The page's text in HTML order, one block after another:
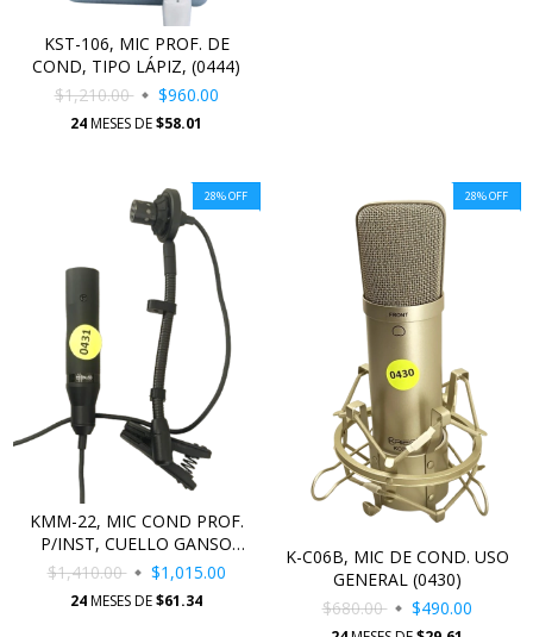
KST-106, MIC PROF. DE
COND, TIPO LÁPIZ, (0444)
$1,210.00
$960.00
24MESES DE$58.01
28%OFF
KMM-22, MIC COND PROF.
P/INST, CUELLO GANSO
(0431)
$1,410.00 $1,015.00
24MESES DE$61.34
28%OFF
K-C06B, MIC DE COND. USO
GENERAL (0430)
$680.00
$490.00